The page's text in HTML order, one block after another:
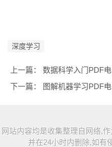
深度学习
上一篇： 数据科学入门PDF
下一篇：
图解机器学习PDF
网站内容均是收集整理自网络,
并在24小时内删除,如有